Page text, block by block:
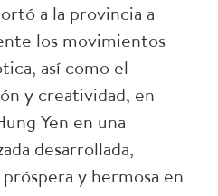
a la provincia a
los movimientos
así como el
y creatividad, en
Yen en una
desarrollada,
y hermosa en